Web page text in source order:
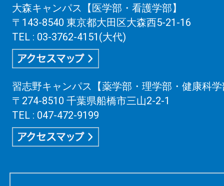
大森キャンパス【医学部・看護学部】
〒143-8540 東京都大田区大森西5-21-16
TEL : 03-3762-4151(大代)
習志野キャンパス【薬学部・理学部・健康科
〒274-8510 千葉県船橋市三山2-2-1
TEL : 047-472-9199